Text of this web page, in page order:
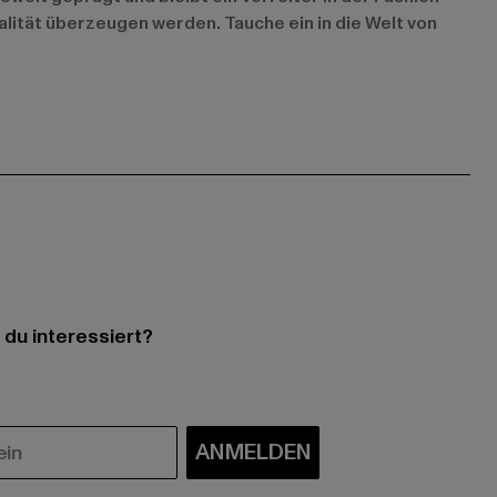
überzeugen werden. Tauche ein in die Welt von
interessiert?
ANMELDEN